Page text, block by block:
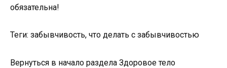
обязательна!
Теги: забывчивость, что делать с забывчивостью
Вернуться в начало раздела Здоровое тело